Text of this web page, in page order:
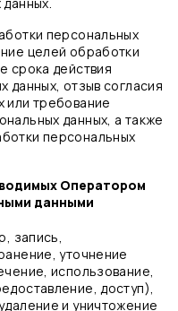
персональных
целей обработки
срока действия
данных, отзыв согласия
или требование
данных, а также
персональных
Оператором
данными
запись,
уточнение
использование,
доступ),
и уничтожение